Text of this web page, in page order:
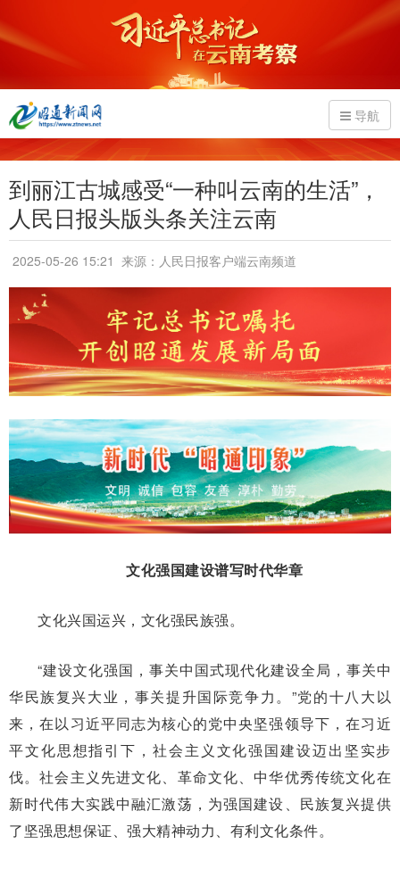
导航
到丽江古城感受“一种叫云南的生活”，
人民日报头版头条关注云南
2025-05-26 15:21 来源：人民日报客户端云南频道
文化强国建设谱写时代华章
文化兴国运兴，文化强民族强。
“建设文化强国，事关中国式现代化建设全局，事关中
华民族复兴大业，事关提升国际竞争力。”党的十八大以
来，在以习近平同志为核心的党中央坚强领导下，在习近
平文化思想指引下，社会主义文化强国建设迈出坚实步
伐。社会主义先进文化、革命文化、中华优秀传统文化在
新时代伟大实践中融汇激荡，为强国建设、民族复兴提供
了坚强思想保证、强大精神动力、有利文化条件。